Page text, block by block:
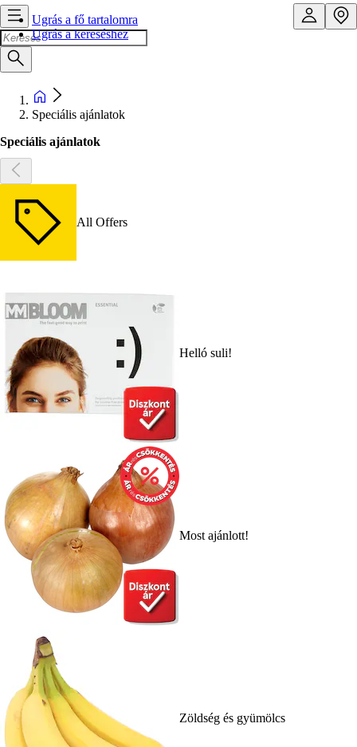
Ugrás a fő tartalomra
Ugrás a kereséshez
Speciális ajánlatok
Speciális ajánlatok
All Offers
Helló suli!
Most ajánlott!
Zöldség és gyümölcs